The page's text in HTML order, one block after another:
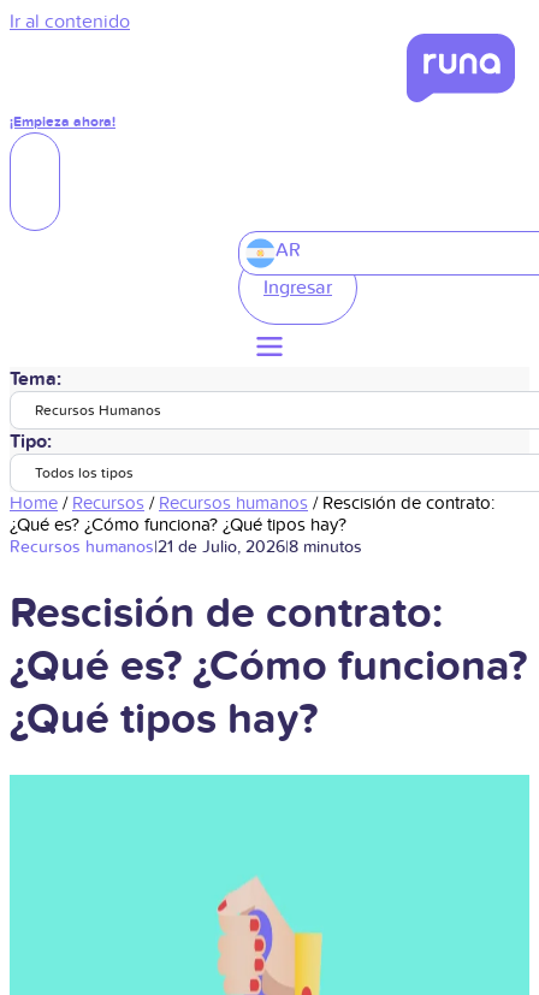
Ir al contenido
¡Empieza ahora!
AR
Ingresar
Tema:
Recursos Humanos
Tipo:
Todos los tipos
Home / Recursos / Recursos humanos / Rescisión de contrato:
¿Qué es? ¿Cómo funciona? ¿Qué tipos hay?
Recursos humanos|21 de Julio, 2026|8 minutos
Rescisión de contrato:
¿Qué es? ¿Cómo funciona?
¿Qué tipos hay?